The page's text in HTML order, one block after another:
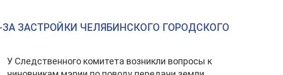
ЗАСТРОЙКИ ЧЕЛЯБИНСКОГО ГОРОДСКОГО
У Следственного комитета возникли вопросы к